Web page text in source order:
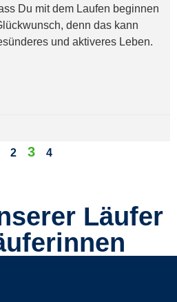
Du mit dem Laufen beginnen
denn das kann
und aktiveres Leben.
2 3 4
Läufer